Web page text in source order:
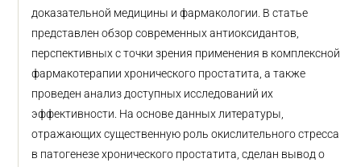
доказательной медицины и фармакологии. В статье
представлен обзор современных антиоксидантов,
перспективных с точки зрения применения в комплексной
фармакотерапии хронического простатита, а также
проведен анализ доступных исследований их
эффективности. На основе данных литературы,
отражающих существенную роль окислительного стресса
в патогенезе хронического простатита, сделан вывод о